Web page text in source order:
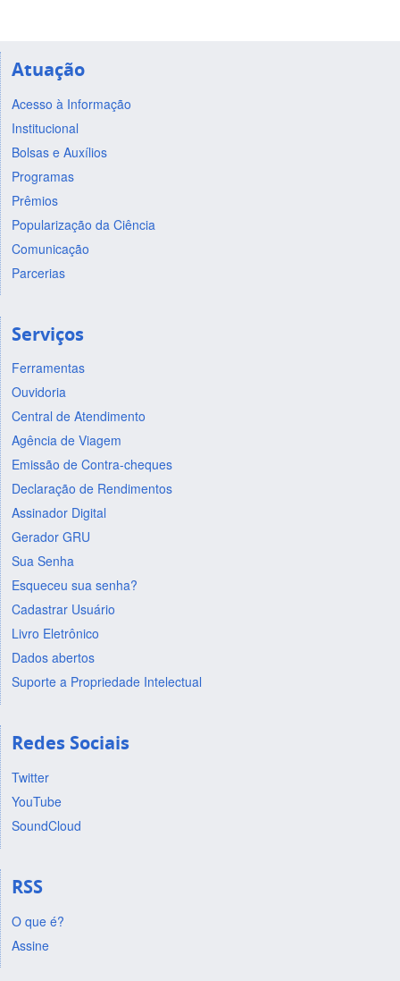
Atuação
Acesso à Informação
Institucional
Bolsas e Auxílios
Programas
Prêmios
Popularização da Ciência
Comunicação
Parcerias
Serviços
Ferramentas
Ouvidoria
Central de Atendimento
Agência de Viagem
Emissão de Contra-cheques
Declaração de Rendimentos
Assinador Digital
Gerador GRU
Sua Senha
Esqueceu sua senha?
Cadastrar Usuário
Livro Eletrônico
Dados abertos
Suporte a Propriedade Intelectual
Redes Sociais
Twitter
YouTube
SoundCloud
RSS
O que é?
Assine